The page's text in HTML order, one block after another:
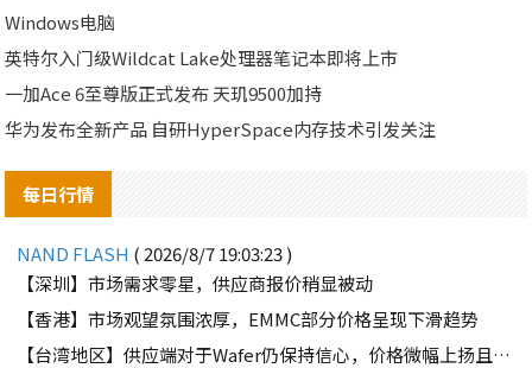
Windows电脑
英特尔入门级Wildcat Lake处理器笔记本即将上市
一加Ace 6至尊版正式发布 天玑9500加持
华为发布全新产品 自研HyperSpace内存技术引发关注
每日行情
NAND FLASH ( 2026/8/7 19:03:23 )
【深圳】市场需求零星，供应商报价稍显被动
【香港】市场观望氛围浓厚，EMMC部分价格呈现下滑趋势
【台湾地区】供应端对于Wafer仍保持信心，价格微幅上扬且惜售态度不变